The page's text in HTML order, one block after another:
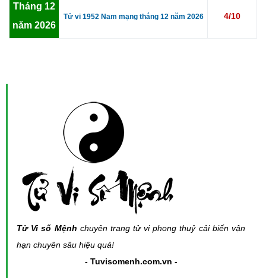
Tháng 12
năm 2026
Tử vi 1952 Nam mạng tháng 12 năm 2026 4/10
Tử Vi số Mệnh chuyên trang tử vi phong thuỷ cải biến vận
hạn chuyên sâu hiệu quả!
- Tuvisomenh.com.vn -